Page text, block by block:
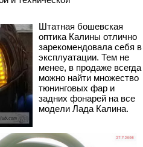
Штатная бошевская
оптика Калины отлично
зарекомендовала себя в
эксплуатации. Тем не
менее, в продаже всегда
можно найти множество
тюнинговых фар и
задних фонарей на все
модели Лада Калина.